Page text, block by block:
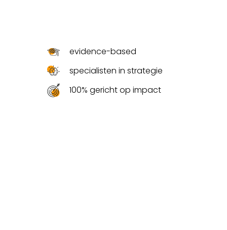
evidence-based
specialisten in strategie
100% gericht op impact